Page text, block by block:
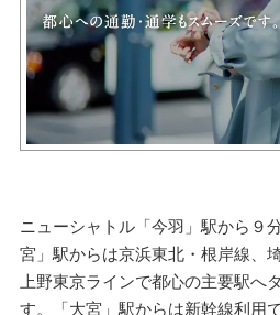
ニューシャトル「今羽」駅から９
宮」駅からは京浜東北・根岸線、
上野東京ラインで都心の主要駅へ
す。「大宮」駅からは新幹線利用